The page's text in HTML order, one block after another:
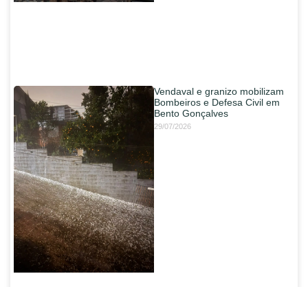
Vendaval e granizo mobilizam
Bombeiros e Defesa Civil em
Bento Gonçalves
29/07/2026